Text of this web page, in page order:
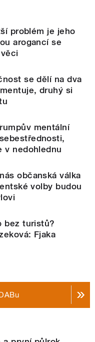
problém je jeho
arogancí se
se dělí na dva
druhý si
mentální
v nedohlednu
občanská válka
volby budou
bez turistů?
Fjaka